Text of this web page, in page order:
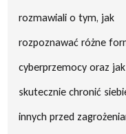
rozmawiali o tym, jak
rozpoznawać różne
cyberprzemocy oraz jak
skutecznie chronić
innych przed